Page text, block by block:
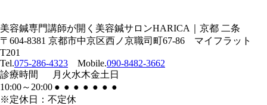
美容鍼専門講師が開く美容鍼サロンHARICA｜京都 二条
〒604-8381 京都市中京区西ノ京職司町67-86 マイフラット
T201
Tel.075-286-4323 Mobile.090-8482-3662
診療時間 月 火水木金土 日
10:00～ 20:00 ● ● ● ● ● ● ●
※定休日：不定休